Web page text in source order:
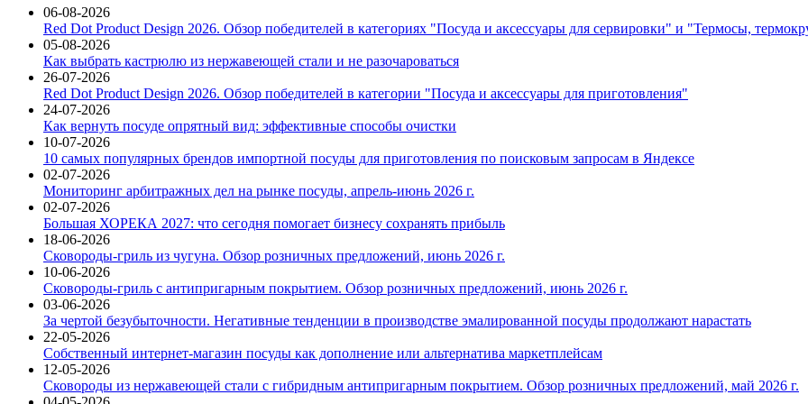
06-08-2026
Red Dot Product Design 2026. Обзор победителей в категориях "Посуда и аксессуары для сервировки" и "Термосы,
05-08-2026
Как выбрать кастрюлю из нержавеющей стали и не разочароваться
26-07-2026
Red Dot Product Design 2026. Обзор победителей в категории "Посуда и аксессуары для приготовления"
24-07-2026
Как вернуть посуде опрятный вид: эффективные способы очистки
10-07-2026
10 самых популярных брендов импортной посуды для приготовления по поисковым запросам в Яндексе
02-07-2026
Мониторинг арбитражных дел на рынке посуды, апрель-июнь 2026 г.
02-07-2026
Большая ХОРЕКА 2027: что сегодня помогает бизнесу сохранять прибыль
18-06-2026
Сковороды-гриль из чугуна. Обзор розничных предложений, июнь 2026 г.
10-06-2026
Сковороды-гриль с антипригарным покрытием. Обзор розничных предложений, июнь 2026 г.
03-06-2026
За чертой безубыточности. Негативные тенденции в производстве эмалированной посуды продолжают нарастать
22-05-2026
Собственный интернет-магазин посуды как дополнение или альтернатива маркетплейсам
12-05-2026
Сковороды из нержавеющей стали с гибридным антипригарным покрытием. Обзор розничных предложений, май 2026 г.